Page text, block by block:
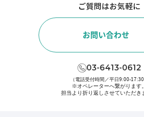
ご質問はお気軽に
お問い合わせ
03-6413-0612
（電話受付時間／平日9:00-17:30
※オペレーターへ繋がります。
担当より折り返しさせていただき